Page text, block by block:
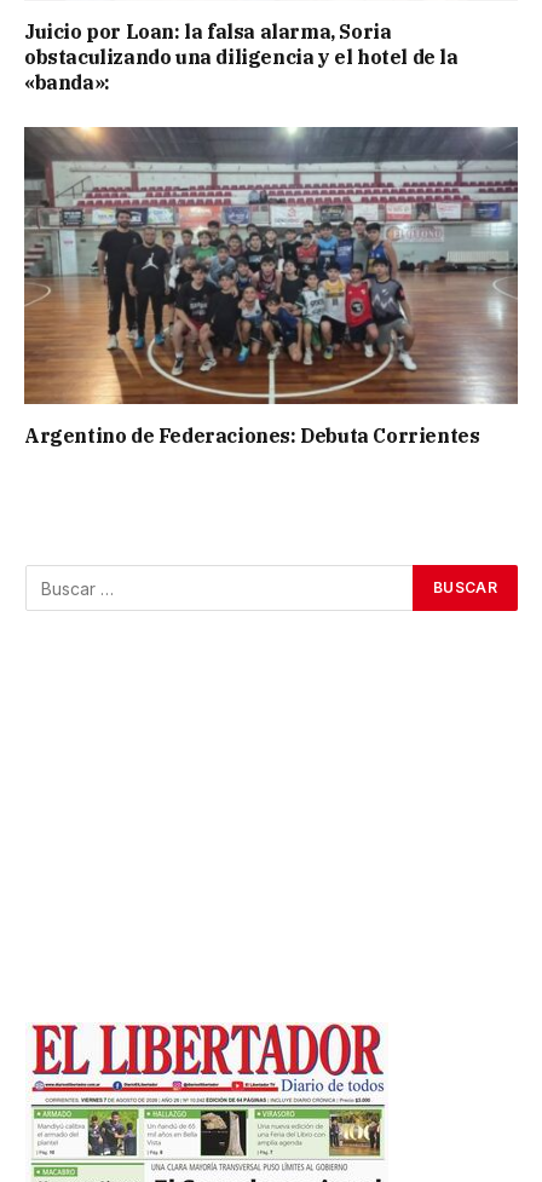
Juicio por Loan: la falsa alarma, Soria
obstaculizando una diligencia y el hotel de la
«banda»:
Argentino de Federaciones: Debuta Corrientes